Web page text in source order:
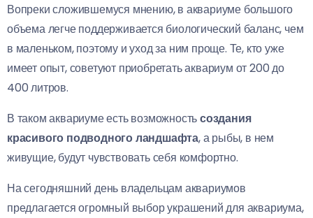
Вопреки сложившемуся мнению, в аквариуме большого
объема легче поддерживается биологический баланс, чем
в маленьком, поэтому и уход за ним проще. Те, кто уже
имеет опыт, советуют приобретать аквариум от 200 до
400 литров.
В таком аквариуме есть возможностьсоздания
красивого подводного ландшафта, а рыбы, в нем
живущие, будут чувствовать себя комфортно.
На сегодняшний день владельцам аквариумов
предлагается огромный выбор украшений для аквариума,